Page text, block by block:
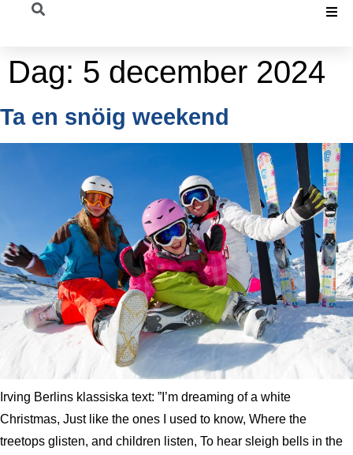
Dag: 5 december 2024
Ta en snöig weekend
Irving Berlins klassiska text: ”I’m dreaming of a white
Christmas, Just like the ones I used to know, Where the
treetops glisten, and children listen, To hear sleigh bells in the